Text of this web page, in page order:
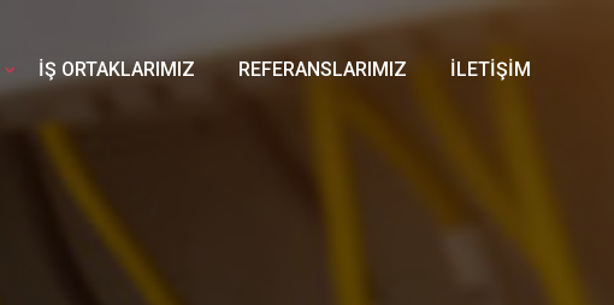
İŞ ORTAKLARIMIZ REFERANSLARIMIZ İLETİŞİM